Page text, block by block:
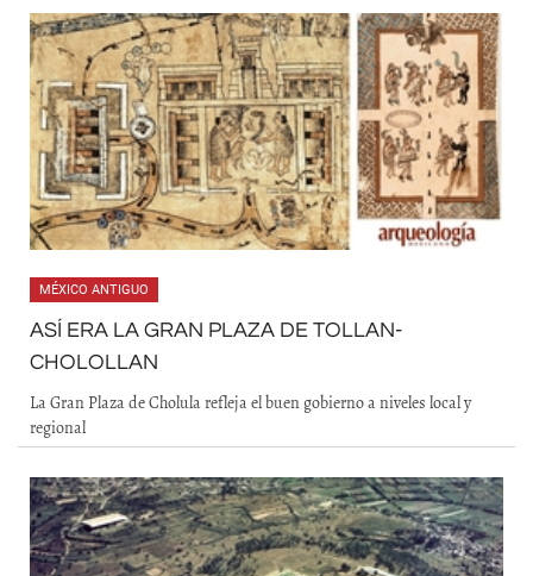
MÉXICO ANTIGUO
ASÍ ERA LA GRAN PLAZA DE TOLLAN-
CHOLOLLAN
La Gran Plaza de Cholula refleja el buen gobierno a niveles local y
regional